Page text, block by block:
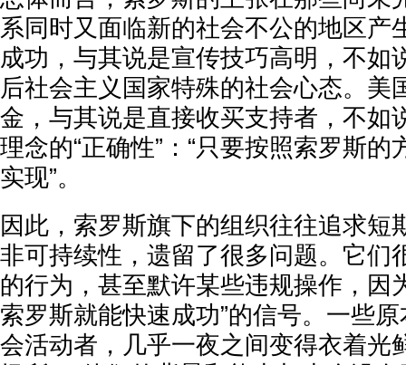
系同时又面临新的社会不公的地区产
成功，与其说是宣传技巧高明，不如
后社会主义国家特殊的社会心态。美
金，与其说是直接收买支持者，不如
理念的“正确性”：“只要按照索罗斯
实现”。
因此，索罗斯旗下的组织往往追求短
非可持续性，遗留了很多问题。它们
的行为，甚至默许某些违规操作，因
索罗斯就能快速成功”的信号。一些
会活动者，几乎一夜之间变得衣着光